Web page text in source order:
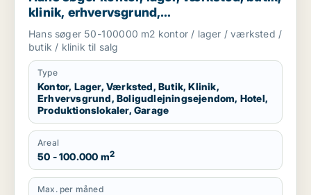
klinik, erhvervsgrund,
boligudlejningsejendom, hotel,
produktionslokaler eller garage til salg i
Region Sjælland
Hans søger 50-100000 m2 kontor / lager / værksted /
butik / klinik til salg
Type
Kontor, Lager, Værksted, Butik, Klinik,
Erhvervsgrund, Boligudlejningsejendom, Hotel,
Produktionslokaler, Garage
Areal
50 - 100.000 m2
Max. per måned